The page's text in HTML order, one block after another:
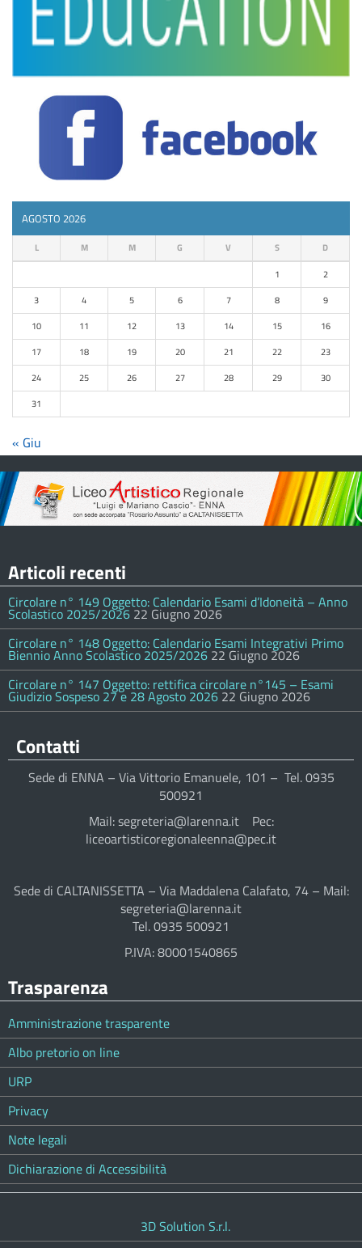
AGOSTO 2026
L M M G V S D
1
2
3
4 5 6 7 8
9
10
11 12 13 14 15
16
17
18 19 20 21 22
23
24
25 26 27 28 29
30
31
« Giu
Articoli recenti
Circolare n° 149 Oggetto: Calendario Esami d’Idoneità – Anno
Scolastico 2025/2026 22 Giugno 2026
Circolare n° 148 Oggetto: Calendario Esami Integrativi Primo
Biennio Anno Scolastico 2025/2026 22 Giugno 2026
Circolare n° 147 Oggetto: rettifica circolare n°145 – Esami
Giudizio Sospeso 27 e 28 Agosto 2026 22 Giugno 2026
Contatti
Sede di ENNA – Via Vittorio Emanuele, 101 – Tel. 0935
500921
Mail: segreteria@larenna.it Pec:
liceoartisticoregionaleenna@pec.it
Sede di CALTANISSETTA – Via Maddalena Calafato, 74 – Mail:
segreteria@larenna.it
Tel. 0935 500921
P.IVA: 80001540865
Trasparenza
Amministrazione trasparente
Albo pretorio on line
URP
Privacy
Note legali
Dichiarazione di Accessibilità
3D Solution S.r.l.